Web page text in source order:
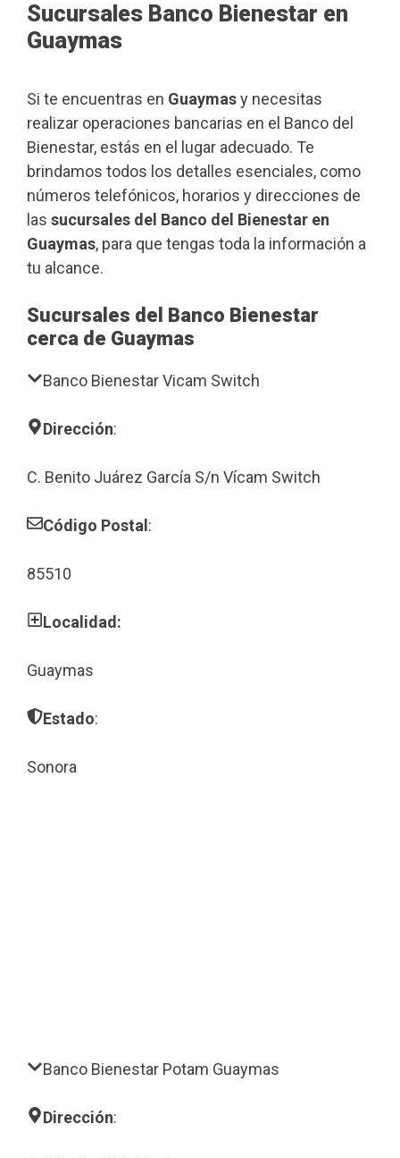
Sucursales Banco Bienestar en
Guaymas
Si te encuentras en Guaymasy necesitas
realizar operaciones bancarias en el Banco del
Bienestar, estás en el lugar adecuado. Te
brindamos todos los detalles esenciales, como
números telefónicos, horarios y direcciones de
las sucursales del Banco del Bienestar en
Guaymas, para que tengas toda la información a
tu alcance.
Sucursales del Banco Bienestar
cerca de Guaymas
Banco Bienestar Vicam Switch
Dirección:
C. Benito Juárez García S/n Vícam Switch
Código Postal :
85510
Localidad:
Guaymas
Estado:
Sonora
Banco Bienestar Potam Guaymas
Dirección: